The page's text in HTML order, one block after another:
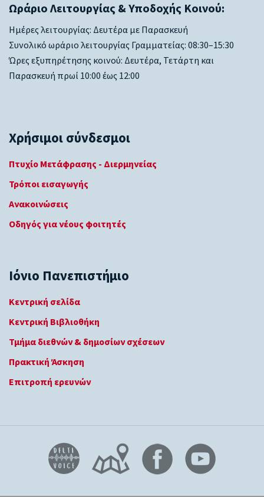
Ωράριο Λειτουργίας & Υποδοχής Κοινού:
Ημέρες λειτουργίας: Δευτέρα με Παρασκευή
Συνολικό ωράριο λειτουργίας Γραμματείας: 08:30–15:30
Ώρες εξυπηρέτησης κοινού: Δευτέρα, Τετάρτη και
Παρασκευή πρωί 10:00 έως 12:00
Χρήσιμοι σύνδεσμοι
Πτυχίο Μετάφρασης - Διερμηνείας
Τρόποι εισαγωγής
Ανακοινώσεις
Οδηγός για νέους φοιτητές
Ιόνιο Πανεπιστήμιο
Κεντρική σελίδα
Κεντρική Βιβλιοθήκη
Τμήμα διεθνών & δημοσίων σχέσεων
Πρακτική Άσκηση
Επιτροπή ερευνών